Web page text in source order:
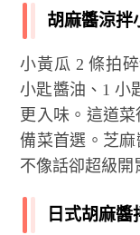
胡麻醬涼拌
小黃瓜 2 條拍
小匙醬油、1 小
更入味。這道
備菜首選。芝
不像話卻超級開
日式胡麻醬